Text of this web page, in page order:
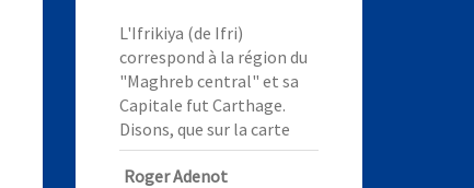
L'Ifrikiya (de Ifri)
correspond à la région du
"Maghreb central" et sa
Capitale fut Carthage.
Disons, que sur la carte
Roger Adenot